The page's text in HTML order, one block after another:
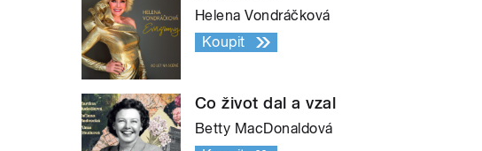
Helena Vondráčková
Koupit
Co život dal a vzal
Betty MacDonaldová